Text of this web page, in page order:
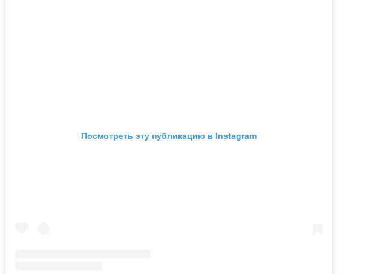
Посмотреть эту публикацию в Instagram